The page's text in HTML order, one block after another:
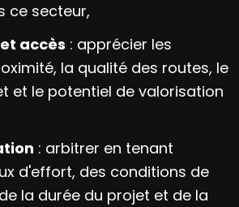
ce secteur,
accès : apprécier les
la qualité des routes, le
et le potentiel de valorisation
: arbitrer en tenant
d'effort, des conditions de
la durée du projet et de la